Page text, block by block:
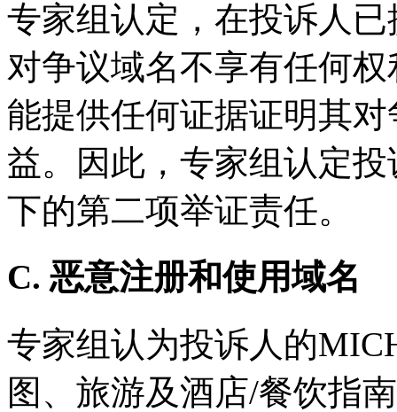
专家组认定，在投诉人
对争议域名不享有任何
能提供任何证据证明其
益。因此，专家组认定
下的第二项举证责任。
C. 恶意注册和使用域名
专家组认为投诉人的
图、旅游及酒店/餐饮指